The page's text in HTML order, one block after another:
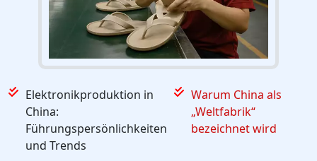
Elektronikproduktion in
China:
Führungspersönlichkeiten
und Trends
Warum China als
„Weltfabrik“
bezeichnet wird